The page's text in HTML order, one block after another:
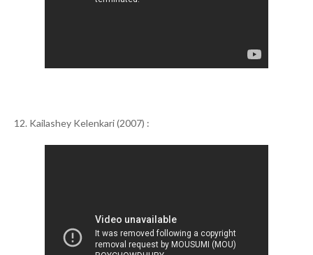
12. Kailashey Kelenkari (2007) :